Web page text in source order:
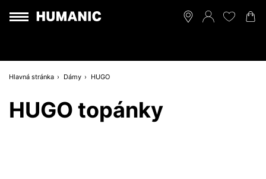
Hlavná stránka Dámy HUGO
HUGO topánky